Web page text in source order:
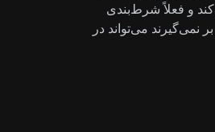
می‌کند و فعلاً شرط‌بندی
نمی‌گیرند می‌تواند در